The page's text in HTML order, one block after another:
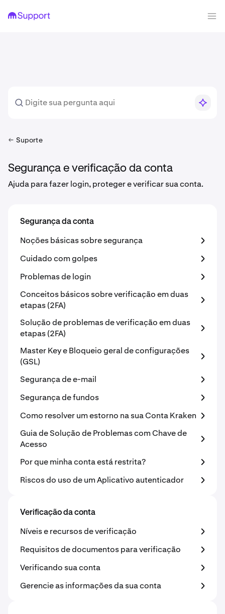
Suporte
Segurança e verificação da conta
Ajuda para fazer login, proteger e verificar sua conta.
Segurança da conta
Noções básicas sobre segurança
Cuidado com golpes
Problemas de login
Conceitos básicos sobre verificação em duas
etapas (2FA)
Solução de problemas de verificação em duas
etapas (2FA)
Master Key e Bloqueio geral de configurações
(GSL)
Segurança de e-mail
Segurança de fundos
Como resolver um estorno na sua Conta Kraken
Guia de Solução de Problemas com Chave de
Acesso
Por que minha conta está restrita?
Riscos do uso de um Aplicativo autenticador
Verificação da conta
Níveis e recursos de verificação
Requisitos de documentos para verificação
Verificando sua conta
Gerencie as informações da sua conta